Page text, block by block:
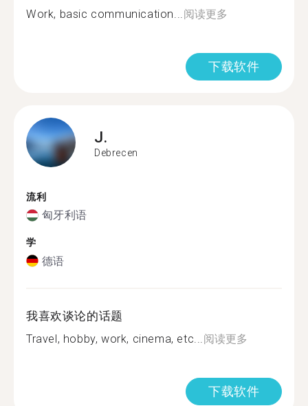
Work, basic communication... 阅读更多
下载软件
J.
Debrecen
流利
匈牙利语
学
德语
我喜欢谈论的话题
Travel, hobby, work, cinema, etc... 阅读更多
下载软件